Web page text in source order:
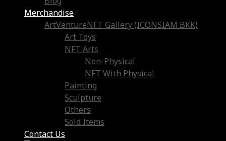
Merchandise
ArtVentureNFT Gallery (ICONSIAM BKK)
Art Toys
NFT Arts
Non-Physical
NFT With Physical
Painting
Sculpture
Others
Sold Items
Contact Us